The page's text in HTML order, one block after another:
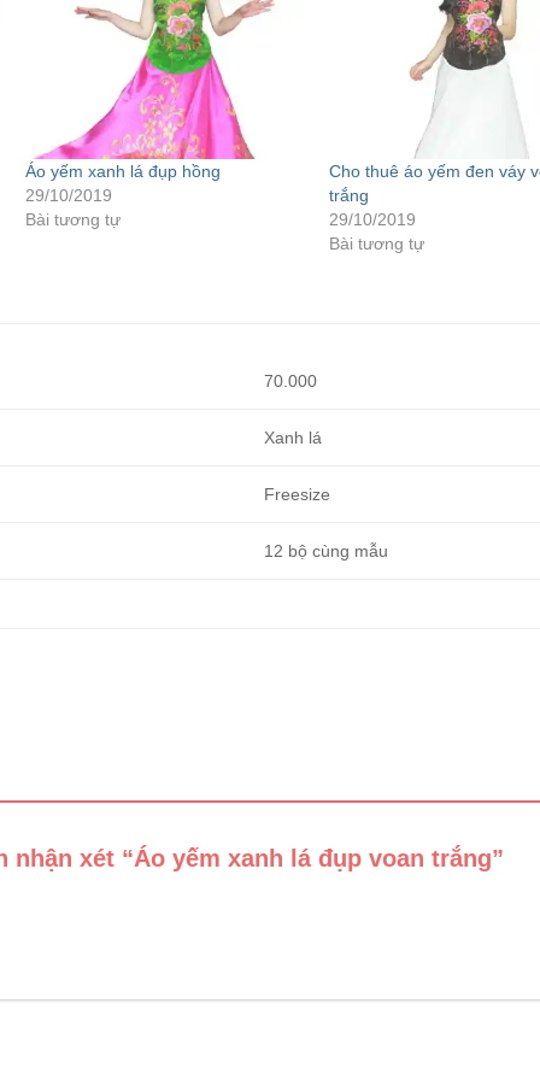
Áo yếm xanh lá đụp hồng
29/10/2019
Bài tương tự
Cho thuê áo yếm đen váy
trắng
29/10/2019
Bài tương tự
70.000
Xanh lá
Freesize
12 bộ cùng mẫu
xét “Áo yếm xanh lá đụp voan trắng”